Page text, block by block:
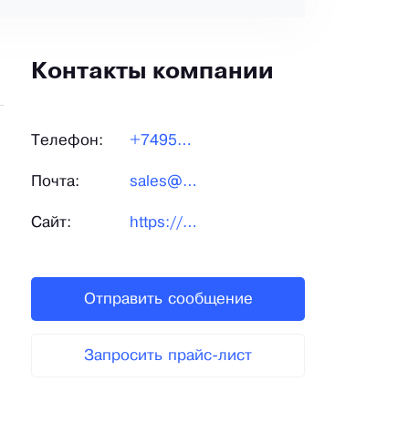
Контакты компании
Телефон: +7495544-00-08
Почта: sales@chipdip.ru
Сайт: https://www.chipdip.ru/
Отправить сообщение
Запросить прайс-лист